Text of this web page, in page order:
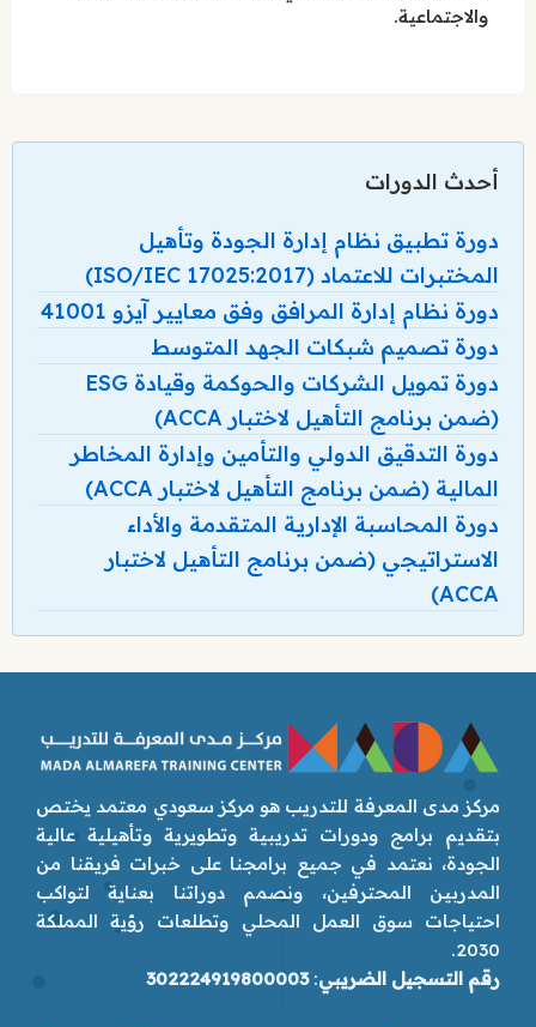
والاجتماعية.
أحدث الدورات
دورة تطبيق نظام إدارة الجودة وتأهيل
المختبرات للاعتماد (ISO/IEC 17025:2017)
دورة نظام إدارة المرافق وفق معايير آيزو 41001
دورة تصميم شبكات الجهد المتوسط
دورة تمويل الشركات والحوكمة وقيادة ESG
(ضمن برنامج التأهيل لاختبار ACCA)
دورة التدقيق الدولي والتأمين وإدارة المخاطر
المالية (ضمن برنامج التأهيل لاختبار ACCA)
دورة المحاسبة الإدارية المتقدمة والأداء
الاستراتيجي (ضمن برنامج التأهيل لاختبار
ACCA)
مركز مدى المعرفة للتدريب هو مركز سعودي معتمد يختص
بتقديم برامج ودورات تدريبية وتطويرية وتأهيلية عالية
الجودة، نعتمد في جميع برامجنا على خبرات فريقنا من
المدربين المحترفين، ونصمم دوراتنا بعناية لتواكب
احتياجات سوق العمل المحلي وتطلعات رؤية المملكة
2030.
رقم التسجيل الضريبي:
302224919800003